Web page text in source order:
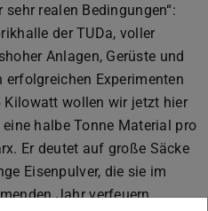
realen Bedingungen“:
der TUDa, voller
Anlagen, Gerüste und
erfolgreichen Experimenten
wollen wir jetzt hier
halbe Tonne Material pro
Er deutet auf große Säcke
Eisenpulver, die sie im
Jahr verfeuern